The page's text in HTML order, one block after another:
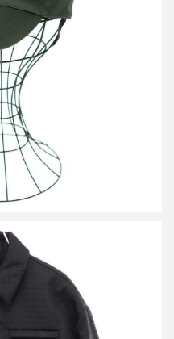
ナイロンキャップ 2HC274
円
る